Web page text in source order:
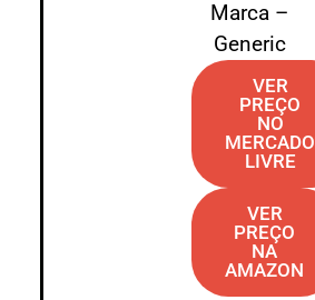
Marca –
Generic
VER
PREÇO
NO
MERCADO
LIVRE
VER
PREÇO
NA
AMAZON